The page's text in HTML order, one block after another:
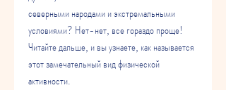
северными народами и экстремальными
условиями? Нет-нет, все гораздо проще!
Читайте дальше, и вы узнаете, как называется
этот замечательный вид физической
активности.